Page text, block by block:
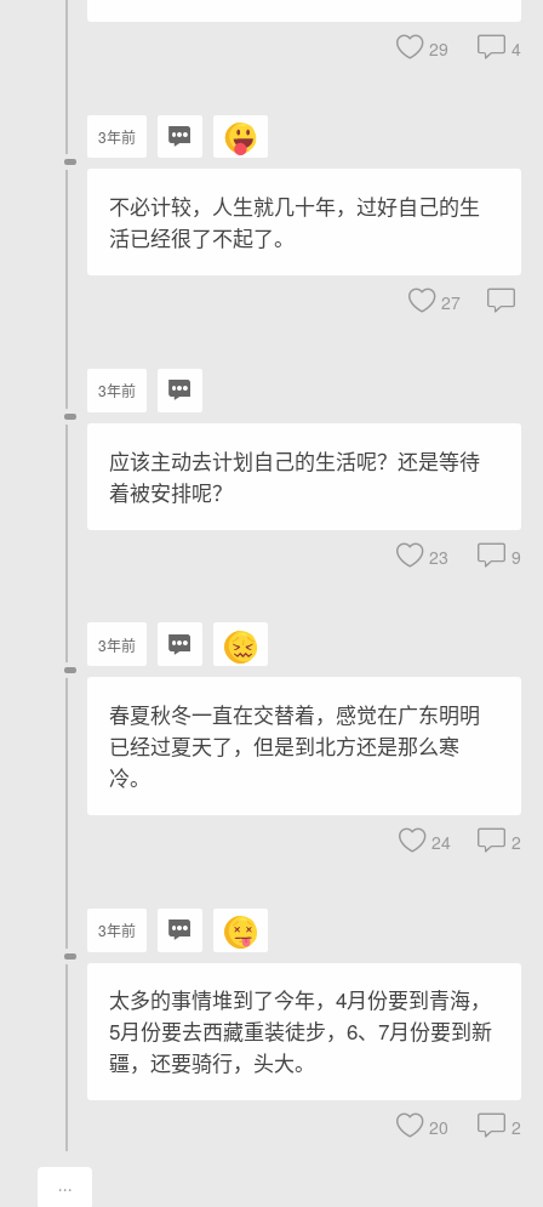
29 4
3年前
不必计较，人生就几十年，过好自己的生
活已经很了不起了。
27
3年前
应该主动去计划自己的生活呢？还是等待
着被安排呢？
23 9
3年前
春夏秋冬一直在交替着，感觉在广东明明
已经过夏天了，但是到北方还是那么寒
冷。
24 2
3年前
太多的事情堆到了今年，4月份要到青海，
5月份要去西藏重装徒步，6、7月份要到新
疆，还要骑行，头大。
20 2
···